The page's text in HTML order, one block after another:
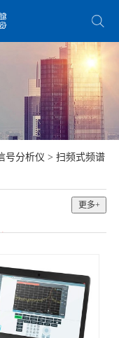
号分析仪 > 扫频式频谱
更多+